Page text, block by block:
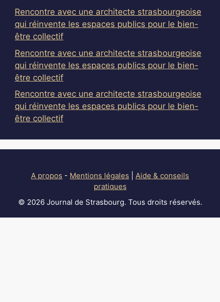
Rencontre avec une architecte strasbourgeoise
qui réinvente les espaces publics pour le bien-
être collectif
Rencontre avec une architecte strasbourgeoise
qui réinvente les espaces publics pour le bien-
être collectif
Rencontre avec une architecte strasbourgeoise
qui réinvente les espaces publics pour le bien-
être collectif
A propos - Mentions légales
Aide & conseils
pratiques
© 2026 Journal de Strasbourg. Tous droits réservés.